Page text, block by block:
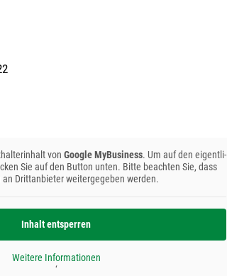
von Goog­le MyBusi­ness. Um auf den eigent­li­
Sie auf den But­ton unten. Bit­te beach­ten Sie, dass
an Dritt­an­bie­ter wei­ter­ge­ge­ben werden.
Inhalt ent­sper­ren
Wei­te­re Infor­ma­tio­nen
‘